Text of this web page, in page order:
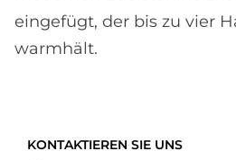
eingefügt, der bis zu vier
warmhält.
KONTAKTIEREN SIE UNS